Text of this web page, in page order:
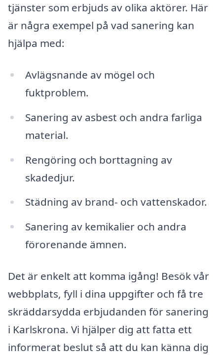
tjänster som erbjuds av olika aktörer. Här
är några exempel på vad sanering kan
hjälpa med:
Avlägsnande av mögel och
fuktproblem.
Sanering av asbest och andra farliga
material.
Rengöring och borttagning av
skadedjur.
Städning av brand- och vattenskador.
Sanering av kemikalier och andra
förorenande ämnen.
Det är enkelt att komma igång! Besök vår
webbplats, fyll i dina uppgifter och få tre
skräddarsydda erbjudanden för sanering
i Karlskrona. Vi hjälper dig att fatta ett
informerat beslut så att du kan känna dig